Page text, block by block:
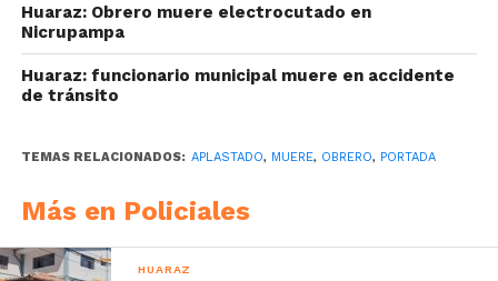
Huaraz: Obrero muere electrocutado en
Nicrupampa
Huaraz: funcionario municipal muere en accidente
de tránsito
TEMAS RELACIONADOS: APLASTADO, MUERE, OBRERO, PORTADA
Más en Policiales
HUARAZ